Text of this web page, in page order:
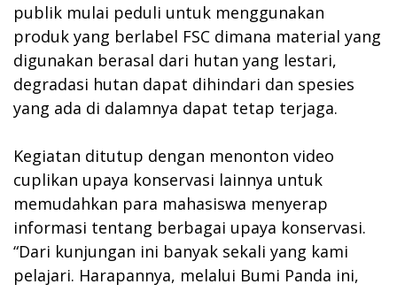
publik mulai peduli untuk menggunakan
produk yang berlabel FSC dimana material yang
digunakan berasal dari hutan yang lestari,
degradasi hutan dapat dihindari dan spesies
yang ada di dalamnya dapat tetap terjaga.
Kegiatan ditutup dengan menonton video
cuplikan upaya konservasi lainnya untuk
memudahkan para mahasiswa menyerap
informasi tentang berbagai upaya konservasi.
“Dari kunjungan ini banyak sekali yang kami
pelajari. Harapannya, melalui Bumi Panda ini,